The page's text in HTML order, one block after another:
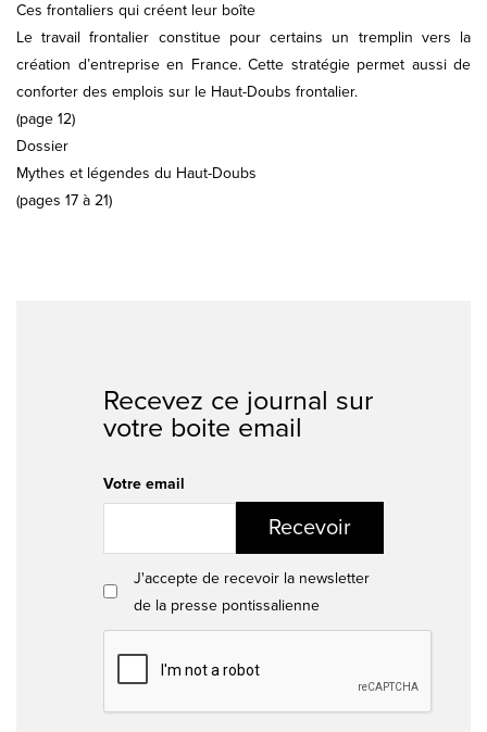
Ces frontaliers qui créent leur boîte
Le travail frontalier constitue pour certains un tremplin vers la
création d’entreprise en France. Cette stratégie permet aussi de
conforter des emplois sur le Haut-Doubs frontalier.
(page 12)
Dossier
Mythes et légendes du Haut-Doubs
(pages 17 à 21)
Recevez ce journal sur
votre boite email
Votre email
Recevoir
J'accepte de recevoir la newsletter
de la presse pontissalienne